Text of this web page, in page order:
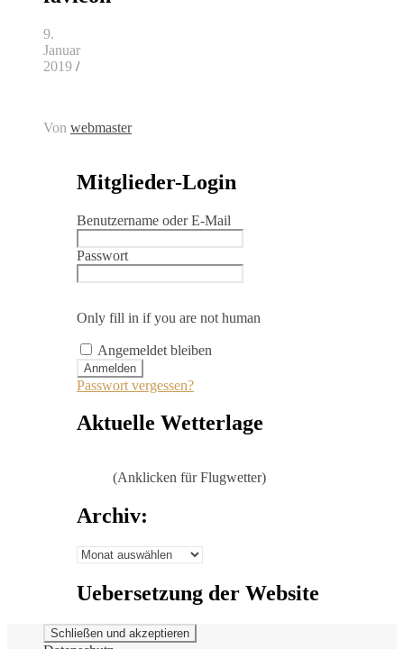
9.
Januar
2019 /
Von webmaster
Mitglieder-Login
Benutzername oder E-Mail
Passwort
Only fill in if you are not human
Angemeldet bleiben
Passwort vergessen?
Aktuelle Wetterlage
(Anklicken für Flugwetter)
Archiv:
Archiv:
Uebersetzung der Website